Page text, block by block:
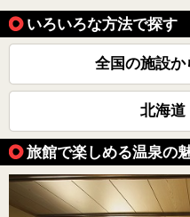
いろいろな方法で探す
全国の施設
北海道
旅館で楽しめる温泉の